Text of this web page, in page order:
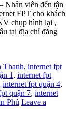
viên đến tận
FPT cho khách
chụp hình lại ,
tại địa chỉ đăng
Thạnh, internet fpt
1 , internet fpt
, internet fpt quận 4,
quận 7, internet
Phú Leave a